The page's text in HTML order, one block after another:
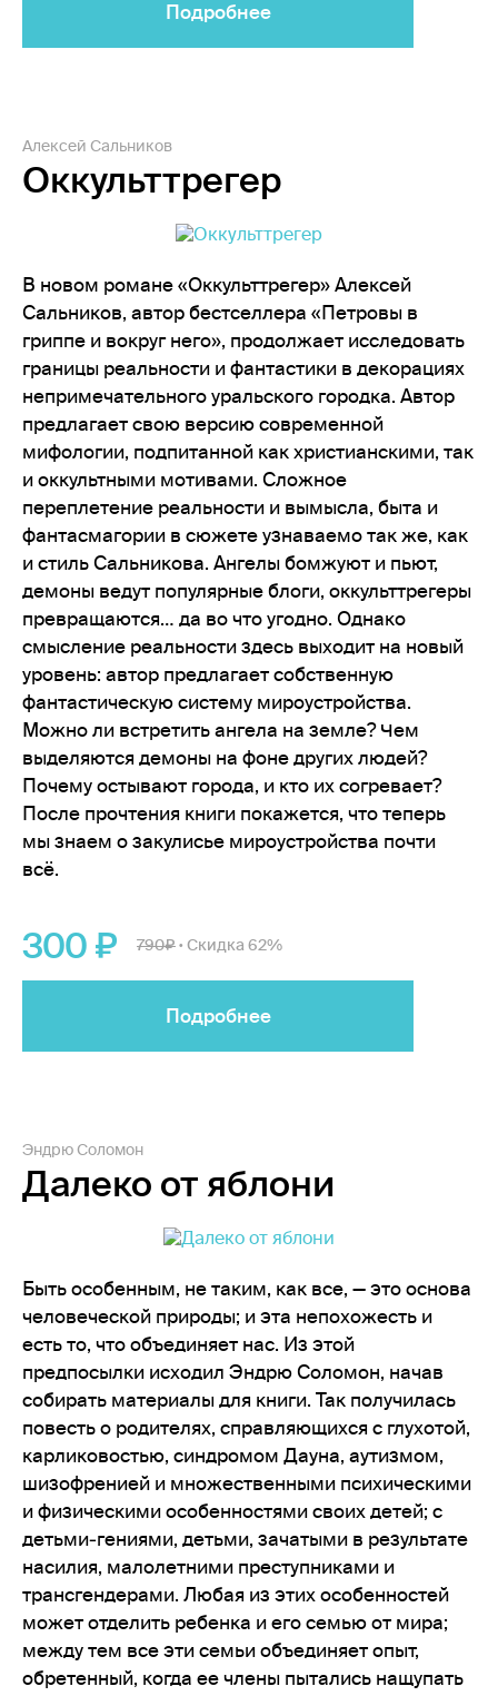
Подробнее
Алексей Сальников
Оккульттрегер
В новом романе «Оккульттрегер» Алексей
Сальников, автор бестселлера «Петровы в
гриппе и вокруг него», продолжает исследовать
границы реальности и фантастики в декорациях
непримечательного уральского городка. Автор
предлагает свою версию современной
мифологии, подпитанной как христианскими, так
и оккультными мотивами. Сложное
переплетение реальности и вымысла, быта и
фантасмагории в сюжете узнаваемо так же, как
и стиль Сальникова. Ангелы бомжуют и пьют,
демоны ведут популярные блоги, оккульттрегеры
превращаются… да во что угодно. Однако
смысление реальности здесь выходит на новый
уровень: автор предлагает собственную
фантастическую систему мироустройства.
Можно ли встретить ангела на земле? Чем
выделяются демоны на фоне других людей?
Почему остывают города, и кто их согревает?
После прочтения книги покажется, что теперь
мы знаем о закулисье мироустройства почти
всё.
300 790 • Скидка 62%
Подробнее
Эндрю Соломон
Далеко от яблони
Быть особенным, не таким, как все, — это основа
человеческой природы; и эта непохожесть и
есть то, что объединяет нас. Из этой
предпосылки исходил Эндрю Соломон, начав
собирать материалы для книги. Так получилась
повесть о родителях, справляющихся с глухотой,
карликовостью, синдромом Дауна, аутизмом,
шизофренией и множественными психическими
и физическими особенностями своих детей; с
детьми‑гениями, детьми, зачатыми в результате
насилия, малолетними преступниками и
трансгендерами. Любая из этих особенностей
может отделить ребенка и его семью от мира;
между тем все эти семьи объединяет опыт,
обретенный, когда ее члены пытались нащупать